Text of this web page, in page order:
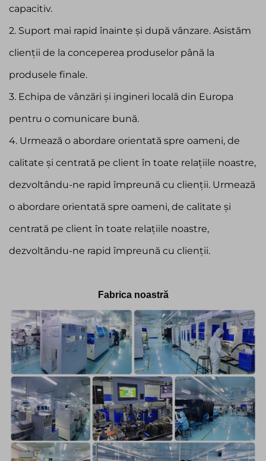
capacitiv.
2. Suport mai rapid înainte și după vânzare. Asistăm
clienții de la conceperea produselor până la
produsele finale.
3. Echipa de vânzări și ingineri locală din Europa
pentru o comunicare bună.
4. Urmează o abordare orientată spre oameni, de
calitate și centrată pe client în toate relațiile noastre,
dezvoltându-ne rapid împreună cu clienții. Urmează
o abordare orientată spre oameni, de calitate și
centrată pe client în toate relațiile noastre,
dezvoltându-ne rapid împreună cu clienții.
Fabrica noastră